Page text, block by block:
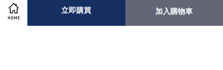
HOME
立即購買 加入購物車
關注我們